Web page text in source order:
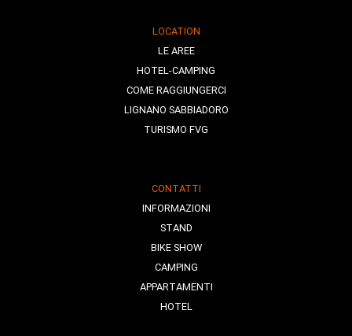
LOCATION
LE AREE
HOTEL-CAMPING
COME RAGGIUNGERCI
LIGNANO SABBIADORO
TURISMO FVG
CONTATTI
INFORMAZIONI
STAND
BIKE SHOW
CAMPING
APPARTAMENTI
HOTEL